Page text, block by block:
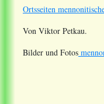
Ortsseiten
Von Viktor Petkau.
Bilder und Fotos